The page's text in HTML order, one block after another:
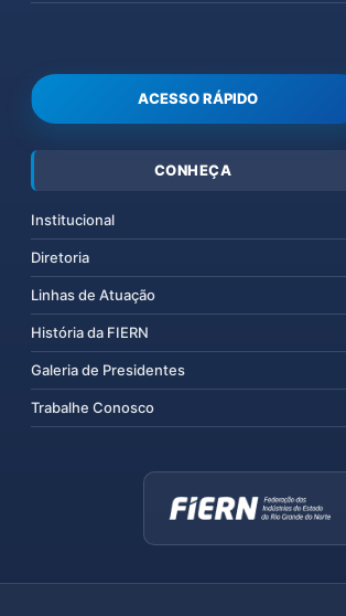
ACESSO RÁPIDO
CONHEÇA
Institucional
Diretoria
Linhas de Atuação
História da FIERN
Galeria de Presidentes
Trabalhe Conosco